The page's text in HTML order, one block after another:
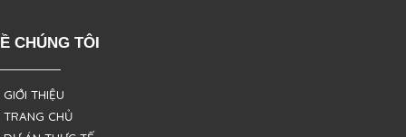
CHÚNG TÔI
THIỆU
CHỦ